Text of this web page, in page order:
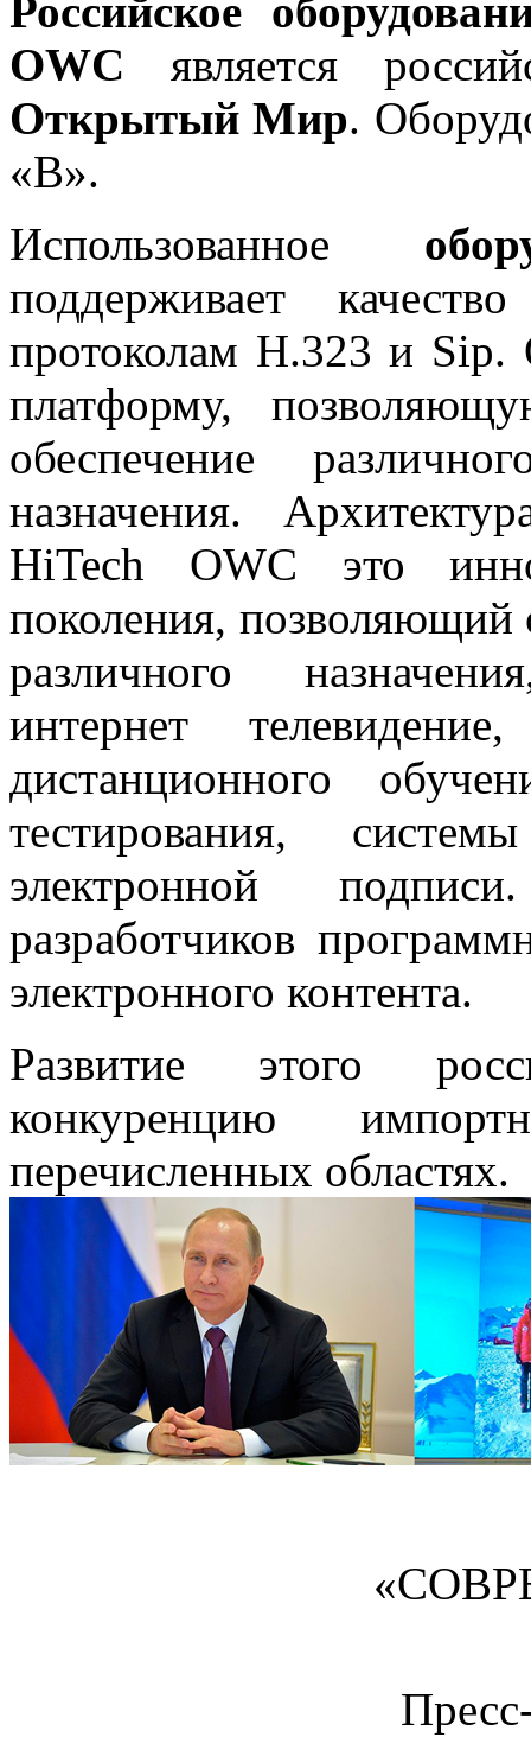
Российское
OWC является
Открытый Мир.
«B».
Использованное
поддерживает
протоколам H.323 и Sip.
платформу,
обеспечение
назначения.
HiTech OWC это
поколения, позволяющий
различного
интернет
дистанционного
тестирования,
электронной
разработчиков
электронного контента.
Развитие этого
конкуренцию
перечисленных областях.